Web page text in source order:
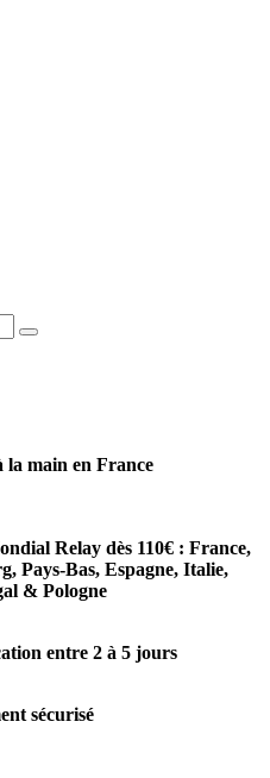
la main en France
Relay dès 110€ : France,
Pays-Bas, Espagne, Italie,
& Pologne
entre 2 à 5 jours
sécurisé